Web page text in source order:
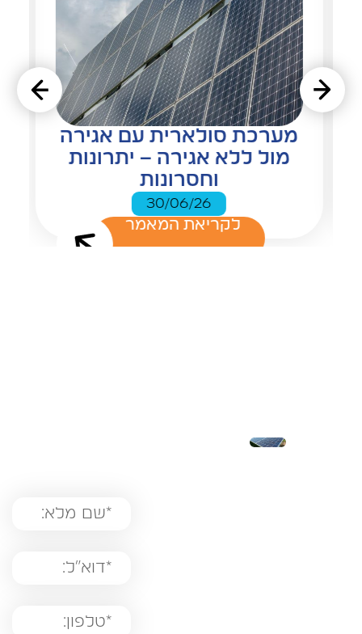
מערכת סולארית עם אגירה
מול ללא אגירה – יתרונות
וחסרונות
30/06/26
לקריאת המאמר